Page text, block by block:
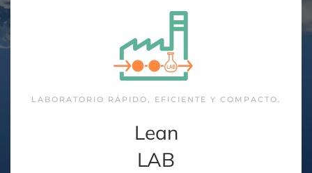
LABORATORIO RÁPIDO, EFICIENTE Y COMPACTO.
Lean
LAB